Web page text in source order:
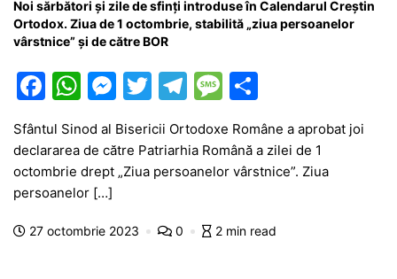
Noi sărbători și zile de sfinți introduse în Calendarul Creștin
Ortodox. Ziua de 1 octombrie, stabilită „ziua persoanelor
vârstnice” și de către BOR
F
c
e
b
o
W
at
s
A
p
M
e
s
s
n
T
w
itt
er
T
e
gr
m
M
s
s
g
ar
ta
je
z
Sfântul Sinod al Bisericii Ortodoxe Române a aprobat joi
declararea de către Patriarhia Română a zilei de 1
octombrie drept „Ziua persoanelor vârstnice”. Ziua
persoanelor […]
27 octombrie 2023 0 2 min read